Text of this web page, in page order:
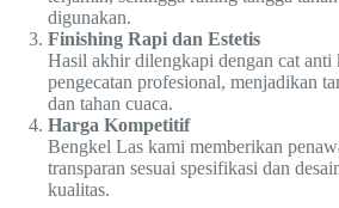
digunakan.
Finishing Rapi dan Estetis
Hasil akhir dilengkapi dengan cat anti
pengecatan profesional, menjadikan
dan tahan cuaca.
Harga Kompetitif
Bengkel Las kami memberikan
transparan sesuai spesifikasi dan
kualitas.